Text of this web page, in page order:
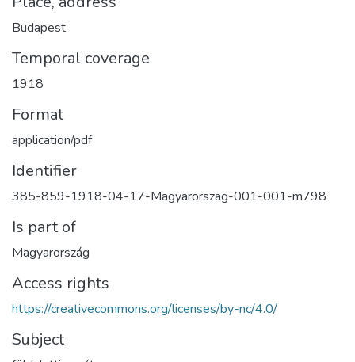
Budapest
Temporal coverage
1918
Format
application/pdf
Identifier
385-859-1918-04-17-Magyarorszag-001-001-m798
Is part of
Magyarország
Access rights
https://creativecommons.org/licenses/by-nc/4.0/
Subject